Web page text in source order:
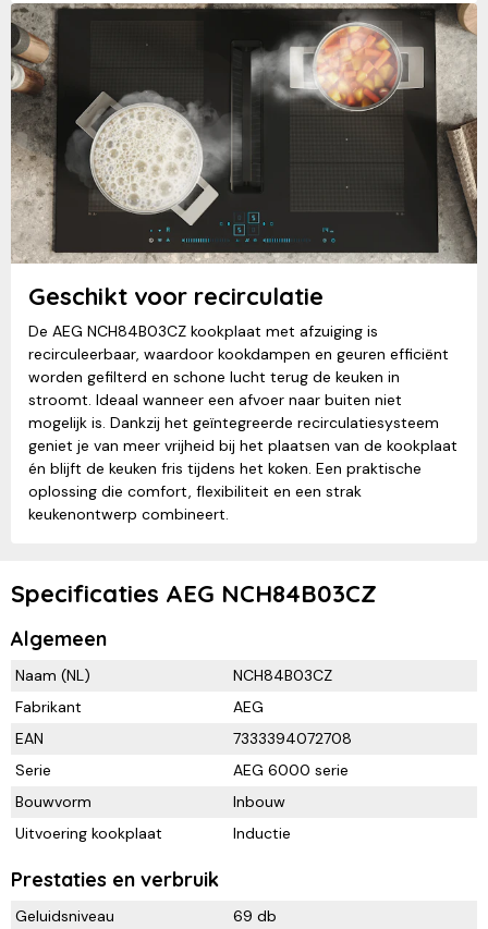
Geschikt voor recirculatie
De AEG NCH84B03CZ kookplaat met afzuiging is
recirculeerbaar, waardoor kookdampen en geuren efficiënt
worden gefilterd en schone lucht terug de keuken in
stroomt. Ideaal wanneer een afvoer naar buiten niet
mogelijk is. Dankzij het geïntegreerde recirculatiesysteem
geniet je van meer vrijheid bij het plaatsen van de kookplaat
én blijft de keuken fris tijdens het koken. Een praktische
oplossing die comfort, flexibiliteit en een strak
keukenontwerp combineert.
Specificaties AEG NCH84B03CZ
Algemeen
Naam (NL)
NCH84B03CZ
Fabrikant
AEG
EAN
7333394072708
Serie
AEG 6000 serie
Bouwvorm
Inbouw
Uitvoering kookplaat
Inductie
Prestaties en verbruik
Geluidsniveau
69 db